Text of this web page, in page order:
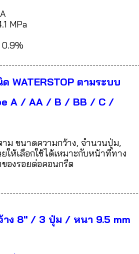
MPa
WATERSTOP ตามระบบ
A / AA / B / BB / C /
าม ขนาดความกว้าง, จำนวนปุ่ม,
ให้เลือกใช้ได้เหมาะกับหน้าที่ทาง
องรอยต่อคอนกรีต
าง 8" / 3 ปุ่ม / หนา 9.5 mm